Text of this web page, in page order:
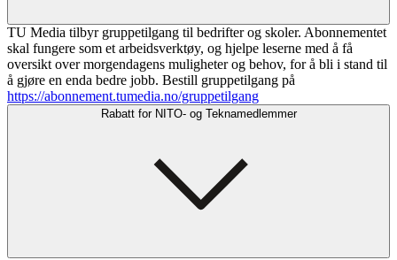
TU Media tilbyr gruppetilgang til bedrifter og skoler. Abonnementet
skal fungere som et arbeidsverktøy, og hjelpe leserne med å få
oversikt over morgendagens muligheter og behov, for å bli i stand til
å gjøre en enda bedre jobb. Bestill gruppetilgang på
https://abonnement.tumedia.no/gruppetilgang
Rabatt for NITO- og Teknamedlemmer